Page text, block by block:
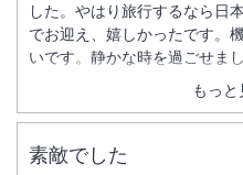
もっと
した。やはり旅行するなら日
でお迎え、嬉しかったです。
いです。静かな時を過ごせま
素敵でした